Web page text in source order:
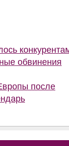
обвинения
после